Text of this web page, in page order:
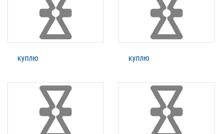
куплю куплю